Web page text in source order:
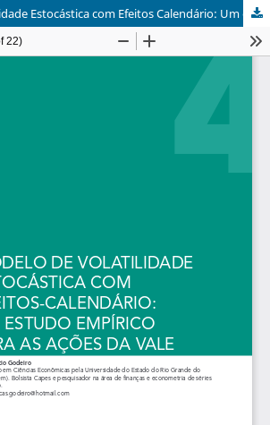
Modelo de Volatilidade Estocástica com Efeitos Calendário: Um estudo empírico para as ações da Vale